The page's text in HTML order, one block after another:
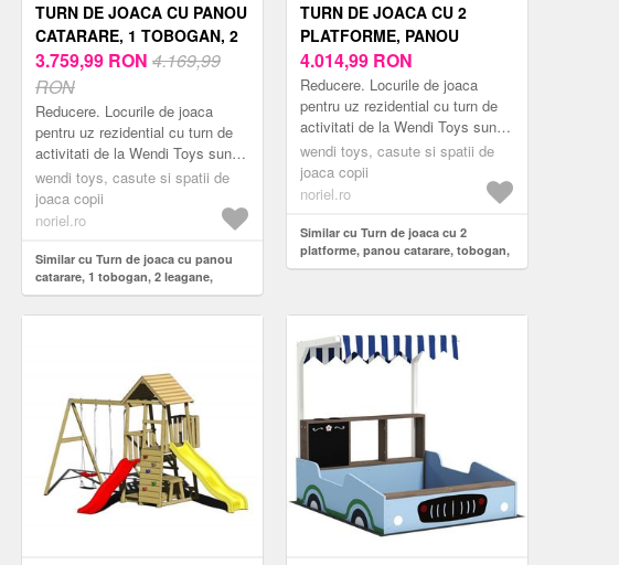
TURN DE JOACA CU PANOU
CATARARE, 1 TOBOGAN, 2
LEAGANE, MASUTA PICNIC
CU BANCUTE, LADA NISIP,
WENDI TOYS
3.759,99 RON 4.169,99
RON
Reducere. Locurile de joaca
pentru uz rezidential cu turn de
activitati de la Wendi Toys sunt
destinate copiilor avand varsta
cuprinsa intre 3 si 10 ani. Tur...
wendi toys, casute si spatii de
joaca copii
noriel.ro
Similar cu Turn de joaca cu panou
catarare, 1 tobogan, 2 leagane,
masuta picnic cu bancute, lada
nisip, Wendi Toys
TURN DE JOACA CU 2
PLATFORME, PANOU
CATARARE, TOBOGAN,
LEAGAN, MASUTA PICNIC
CU BANCUTE, LADA DE
NISIP, WENDI TOYS
4.014,99 RON
Reducere. Locurile de joaca
pentru uz rezidential cu turn de
activitati de la Wendi Toys sunt
destinate copiilor avand varsta
cuprinsa intre 3 si 10 ani. Tur...
wendi toys, casute si spatii de
joaca copii
noriel.ro
Similar cu Turn de joaca cu 2
platforme, panou catarare, tobogan,
leagan, masuta picnic cu bancute,